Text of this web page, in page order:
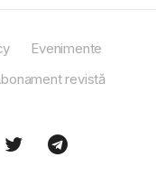
Evenimente
revistă